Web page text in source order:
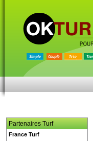
Partenaires Turf
France Turf